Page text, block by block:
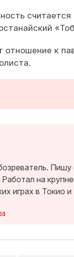
считается
к
Пишу
Работал на
играх в Токио